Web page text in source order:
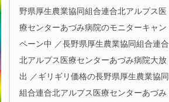
野県厚生農業協同組合連合北アルプス医
療センターあづみ病院のモニターキャン
ペーン中 ／長野県厚生農業協同組合連合
北アルプス医療センターあづみ病院大放
出 ／ギリギリ価格の長野県厚生農業協同
組合連合北アルプス医療センターあづみ